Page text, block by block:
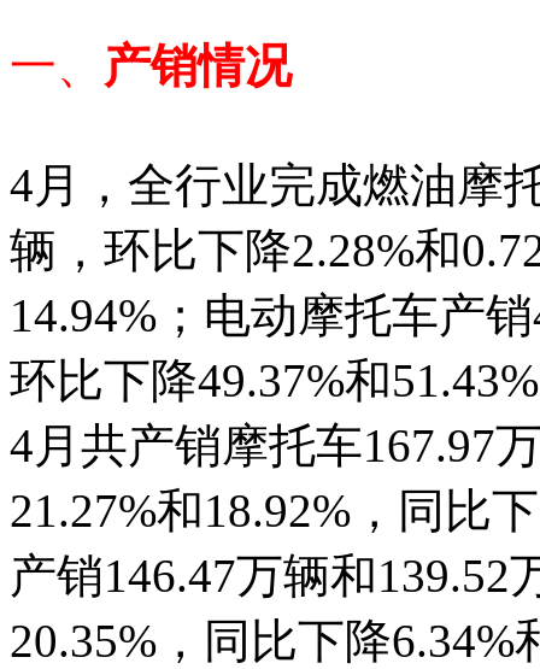
一、 产销情况
4月，全行业完成燃油摩
辆，环比下降2.28%和
14.94%；电动摩托车产
环比下降49.37%和
4月共产销摩托车167.97
21.27%和18.92%，同比
产销146.47万辆和139.52
20.35%，同比下降